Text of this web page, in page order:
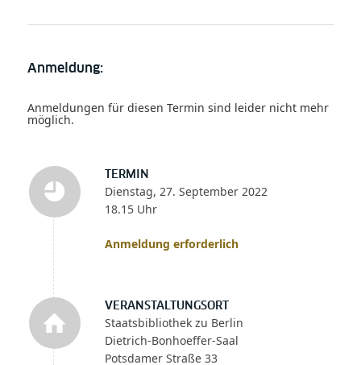
TERMIN
Dienstag, 27. September 2022
18.15 Uhr
Anmeldung erforderlich
VERANSTALTUNGSORT
Staatsbibliothek zu Berlin
Dietrich-Bonhoeffer-Saal
Potsdamer Straße 33
Anmeldung:
Anmeldungen für diesen Termin sind leider nicht mehr
möglich.